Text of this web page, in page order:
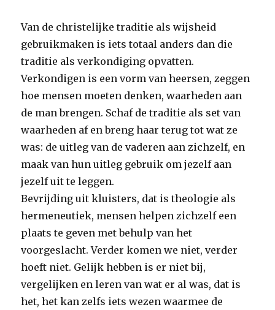
Van de christelijke traditie als wijsheid
gebruikmaken is iets totaal anders dan die
traditie als verkondiging opvatten.
Verkondigen is een vorm van heersen, zeggen
hoe mensen moeten denken, waarheden aan
de man brengen. Schaf de traditie als set van
waarheden af en breng haar terug tot wat ze
was: de uitleg van de vaderen aan zichzelf, en
maak van hun uitleg gebruik om jezelf aan
jezelf uit te leggen.
Bevrijding uit kluisters, dat is theologie als
hermeneutiek, mensen helpen zichzelf een
plaats te geven met behulp van het
voorgeslacht. Verder komen we niet, verder
hoeft niet. Gelijk hebben is er niet bij,
vergelijken en leren van wat er al was, dat is
het, het kan zelfs iets wezen waarmee de